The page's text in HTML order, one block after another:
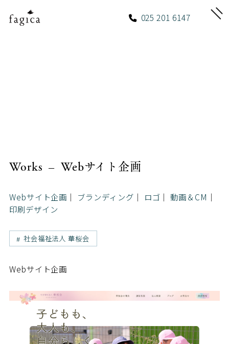
025 201 6147
Works – Webサイト企画
Webサイト企画 ブランディング ロゴ
動画＆CM
印刷デザイン
社会福祉法人 華桜会
Webサイト企画